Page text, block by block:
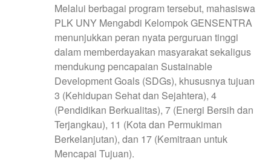
Melalui berbagai program tersebut, mahasiswa
PLK UNY Mengabdi Kelompok GENSENTRA
menunjukkan peran nyata perguruan tinggi
dalam memberdayakan masyarakat sekaligus
mendukung pencapaian Sustainable
Development Goals (SDGs), khususnya tujuan
3 (Kehidupan Sehat dan Sejahtera), 4
(Pendidikan Berkualitas), 7 (Energi Bersih dan
Terjangkau), 11 (Kota dan Permukiman
Berkelanjutan), dan 17 (Kemitraan untuk
Mencapai Tujuan).